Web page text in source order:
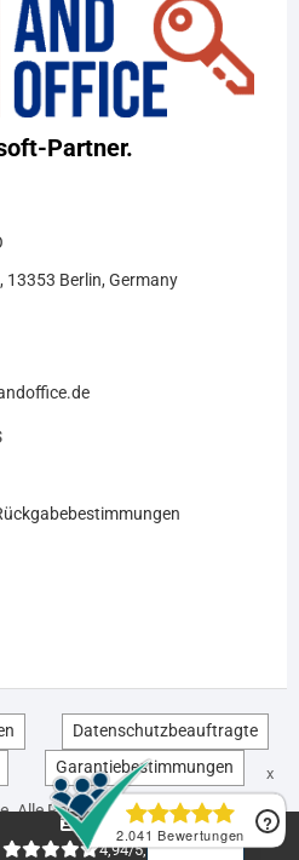
Partner.
13353 Berlin, Germany
Datenschutzbeauftragte
Garantiebestimmungen
Alle Rechte vorbehalten.
DE314918369
4,94/5,00 +5k Bew.
DE
EN